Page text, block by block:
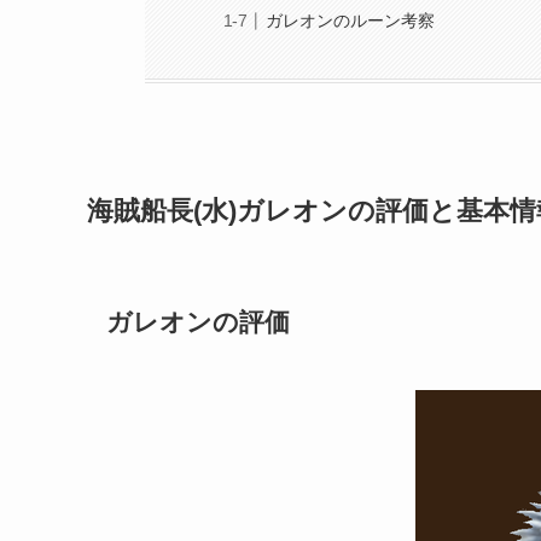
ガレオンのルーン考察
海賊船長(水)ガレオンの評価と基本
ガレオンの評価